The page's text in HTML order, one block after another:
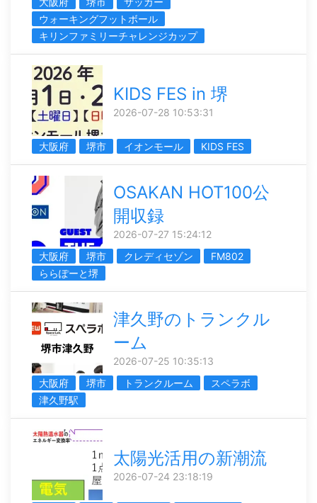
ウォーキングフットボール
キリンファミリーチャレンジカップ
KIDS FES in 堺
2026-07-28 10:53:31
大阪府 堺市 イオンモール KIDS FES
OSAKAN HOT100公
開収録
2026-07-27 15:24:12
大阪府
堺市 クレディセゾン
FM802
ららぽーと堺
津久野のトランクル
ーム
2026-07-25 10:35:13
大阪府
堺市 トランクルーム
スペラボ
津久野駅
太陽光活用の新潮流
2026-07-24 23:18:19